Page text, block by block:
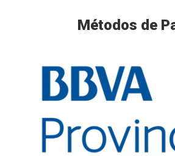
Métodos de